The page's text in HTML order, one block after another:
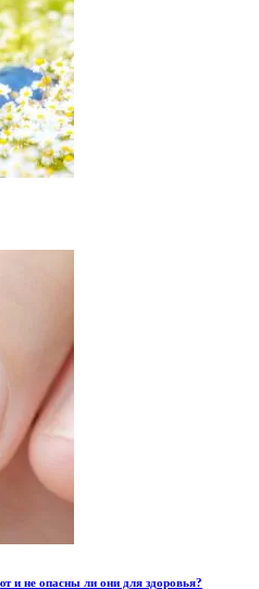
и не опасны ли они для здоровья?